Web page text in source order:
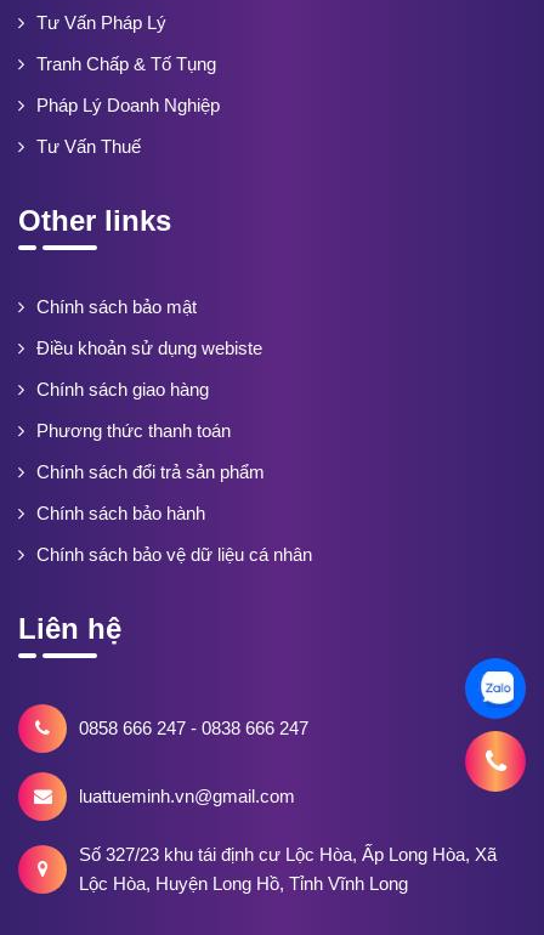
Tư Vấn Pháp Lý
Tranh Chấp & Tố Tụng
Pháp Lý Doanh Nghiệp
Tư Vấn Thuế
Other links
Chính sách bảo mật
Điều khoản sử dụng webiste
Chính sách giao hàng
Phương thức thanh toán
Chính sách đổi trả sản phẩm
Chính sách bảo hành
Chính sách bảo vệ dữ liệu cá nhân
Liên hệ
0858 666 247 - 0838 666 247
luattueminh.vn@gmail.com
Số 327/23 khu tái định cư Lộc Hòa, Ấp Long Hòa, Xã
Lộc Hòa, Huyện Long Hồ, Tỉnh Vĩnh Long